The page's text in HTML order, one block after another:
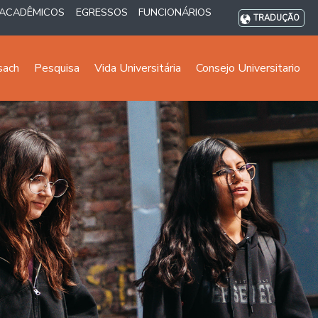
EGRESSOS FUNCIONÁRIOS TRADUÇÃO
Pesquisa Vida Universitária Consejo Universitario